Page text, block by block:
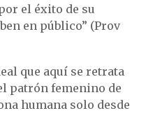
el éxito de su
en público” (Prov
que aquí se retrata
patrón femenino de
humana solo desde